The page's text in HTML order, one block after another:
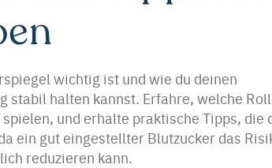
wichtig ist und wie du deinen
stabil halten kannst. Erfahre, welche
und erhalte praktische Tipps, die
ein gut eingestellter Blutzucker das
reduzieren kann.